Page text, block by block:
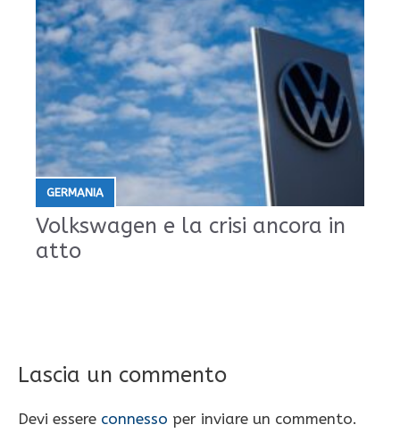
GERMANIA
Volkswagen e la crisi ancora in
atto
Lascia un commento
Devi essere connesso per inviare un commento.